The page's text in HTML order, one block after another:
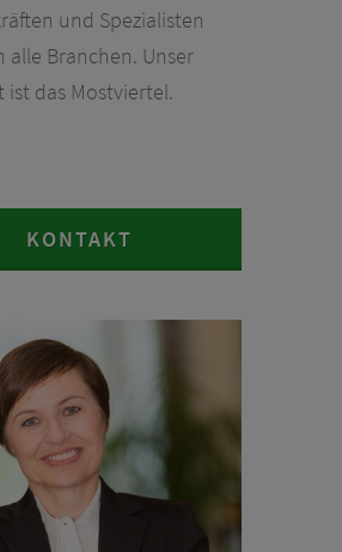
und Spezialisten
alle Branchen. Unser
ist das Mostviertel.
KONTAKT